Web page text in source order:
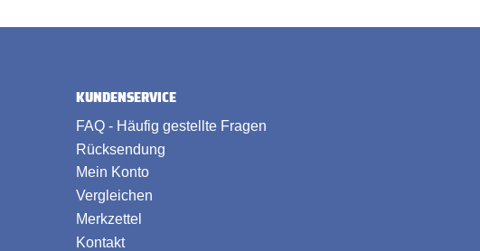
KUNDENSERVICE
FAQ - Häufig gestellte Fragen
Rücksendung
Mein Konto
Vergleichen
Merkzettel
Kontakt